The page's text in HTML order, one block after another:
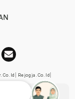
Rejogja.co.id
Pers